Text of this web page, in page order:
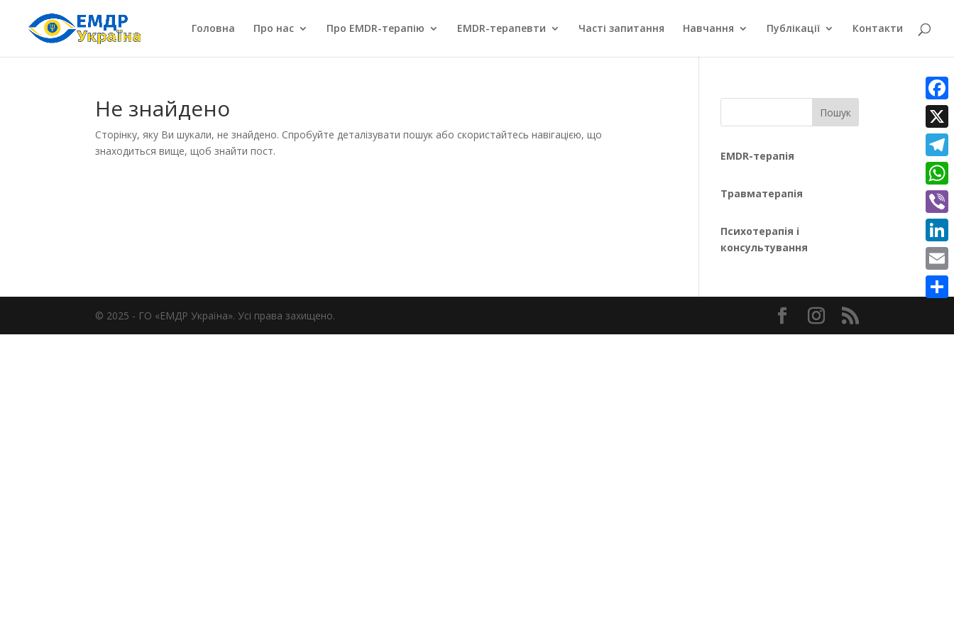
Головна Про нас Про EMDR-терапію EMDR-терапевти Часті запитання Навчання Публікації Контакти
Не знайдено
Сторінку, яку Ви шукали, не знайдено. Спробуйте деталізувати пошук або скористайтесь навігацією, що
знаходиться вище, щоб знайти пост.
Пошук
EMDR-терапія
Травматерапія
Психотерапія і
консультування
© 2025 - ГО «ЕМДР Україна». Усі права захищено.
X
Viber
Email